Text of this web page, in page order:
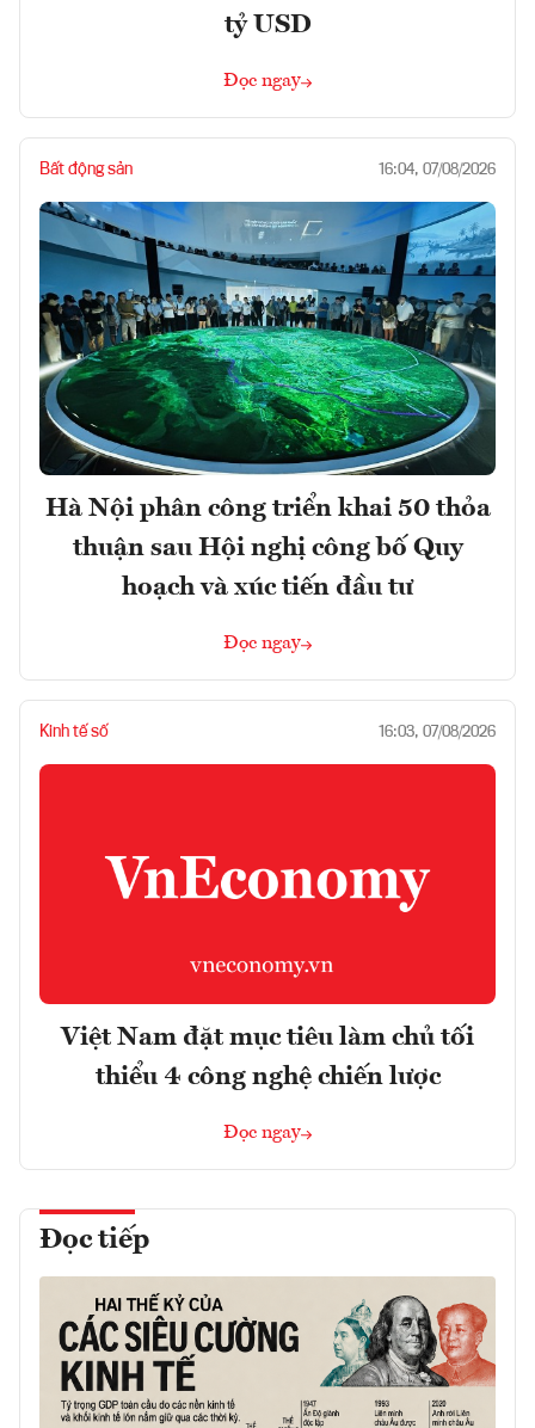
tỷ USD
Đọc ngay
Bất động sản 16:04, 07/08/2026
Hà Nội phân công triển khai 50 thỏa
thuận sau Hội nghị công bố Quy
hoạch và xúc tiến đầu tư
Đọc ngay
Kinh tế số 16:03, 07/08/2026
Việt Nam đặt mục tiêu làm chủ tối
thiểu 4 công nghệ chiến lược
Đọc ngay
Đọc tiếp